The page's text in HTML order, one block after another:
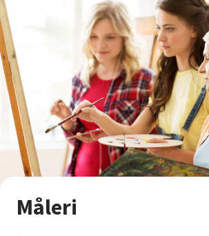
Sök kurser och evenemang
Om SV
Starta studiecirkel
Cirkelledare
Nyheter
Måleri